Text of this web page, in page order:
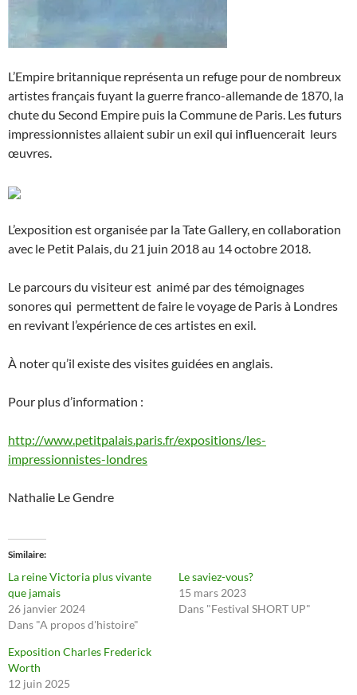
L’Empire britannique représenta un refuge pour de nombreux
artistes français fuyant la guerre franco-allemande de 1870, la
chute du Second Empire puis la Commune de Paris. Les futurs
impressionnistes allaient subir un exil qui influencerait leurs
œuvres.
L’exposition est organisée par la Tate Gallery, en collaboration
avec le Petit Palais, du 21 juin 2018au 14 octobre 2018.
Le parcours du visiteur est animé par des témoignages
sonores qui permettent de faire le voyage de Paris à Londres
en revivant l’expérience de ces artistes en exil.
À noter qu’il existe des visites guidées en anglais.
Pour plus d’information :
http://www.petitpalais.paris.fr/expositions/les-
impressionnistes-londres
Nathalie Le Gendre
Similaire
La reine Victoria plus vivante
que jamais
26 janvier 2024
Dans "A propos d'histoire"
Le saviez-vous?
15 mars 2023
Dans "Festival SHORT UP"
Exposition Charles Frederick
Worth
12 juin 2025